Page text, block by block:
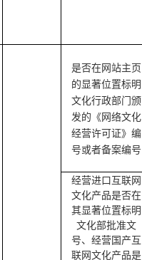
是否在网站主页
的显著位置标明
文化行政部门颁
发的《网络文化
经营许可证》编
号或者备案编号
经营进口互联网
文化产品是否在
其显著位置标明
文化部批准文
号、经营国产互
联网文化产品是